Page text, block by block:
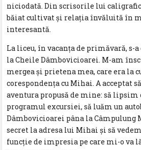
niciodată. Din scrisorile lui
băiat cultivat și relația învăluită în
interesantă.
La liceu, în vacanța de primăvară, s-
la Cheile Dâmbovicioarei. M-am
mergea și prietena mea, care era la
corespondența cu Mihai. A acceptat
aventura propusă de mine: să lipsim
programul excursiei, să luăm un
Dâmbovicioarei pâna la Câmpulung
secret la adresa lui Mihai și să
funcție de impresia pe care mi-o va